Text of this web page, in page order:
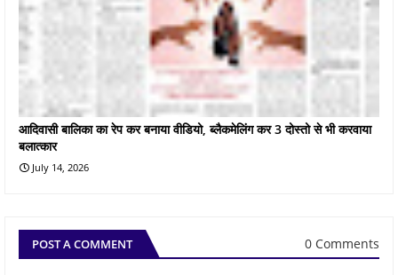
आदिवासी बालिका का रेप कर बनाया वीडियो, ब्लैकमेलिंग कर 3 दोस्तो से भी करवाया
बलात्कार
July 14, 2026
POST A COMMENT 0 Comments